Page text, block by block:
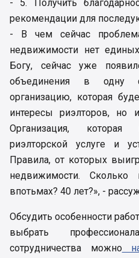
- 5. Получить
рекомендации для
- В чем сейчас
недвижимости нет
Богу, сейчас уже
объединения в одну
организацию, которая
интересы риэлторов, но
Организация,
риэлторской услуге и
Правила, от которых
недвижимости.
впотьмах? 40 лет?», -
Обсудить особенности
выбрать
сотрудничества можнона